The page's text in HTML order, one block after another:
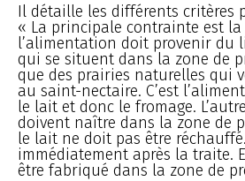
Il détaille les différents critères
« La principale contrainte est
l’alimentation doit provenir du
qui se situent dans la zone de
que des prairies naturelles qui
au saint-nectaire. C’est
le lait et donc le fromage.
doivent naître dans la zone de
le lait ne doit pas être
immédiatement après la traite.
être fabriqué dans la zone de